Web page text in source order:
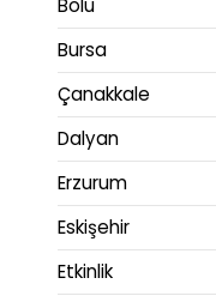
Bolu
Bursa
Çanakkale
Dalyan
Erzurum
Eskişehir
Etkinlik